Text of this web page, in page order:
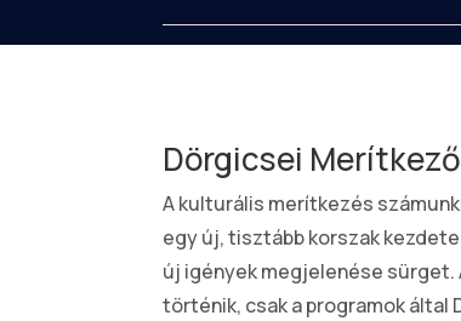
Dörgicsei Merítkező
A kulturális merítkezés
egy új, tisztább korszak
új igények megjelenése
történik, csak a programok által